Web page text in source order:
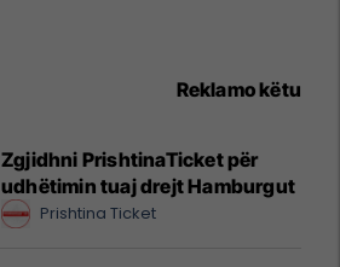
Reklamo këtu
Zgjidhni PrishtinaTicket për
udhëtimin tuaj drejt Hamburgut
Prishtina Ticket